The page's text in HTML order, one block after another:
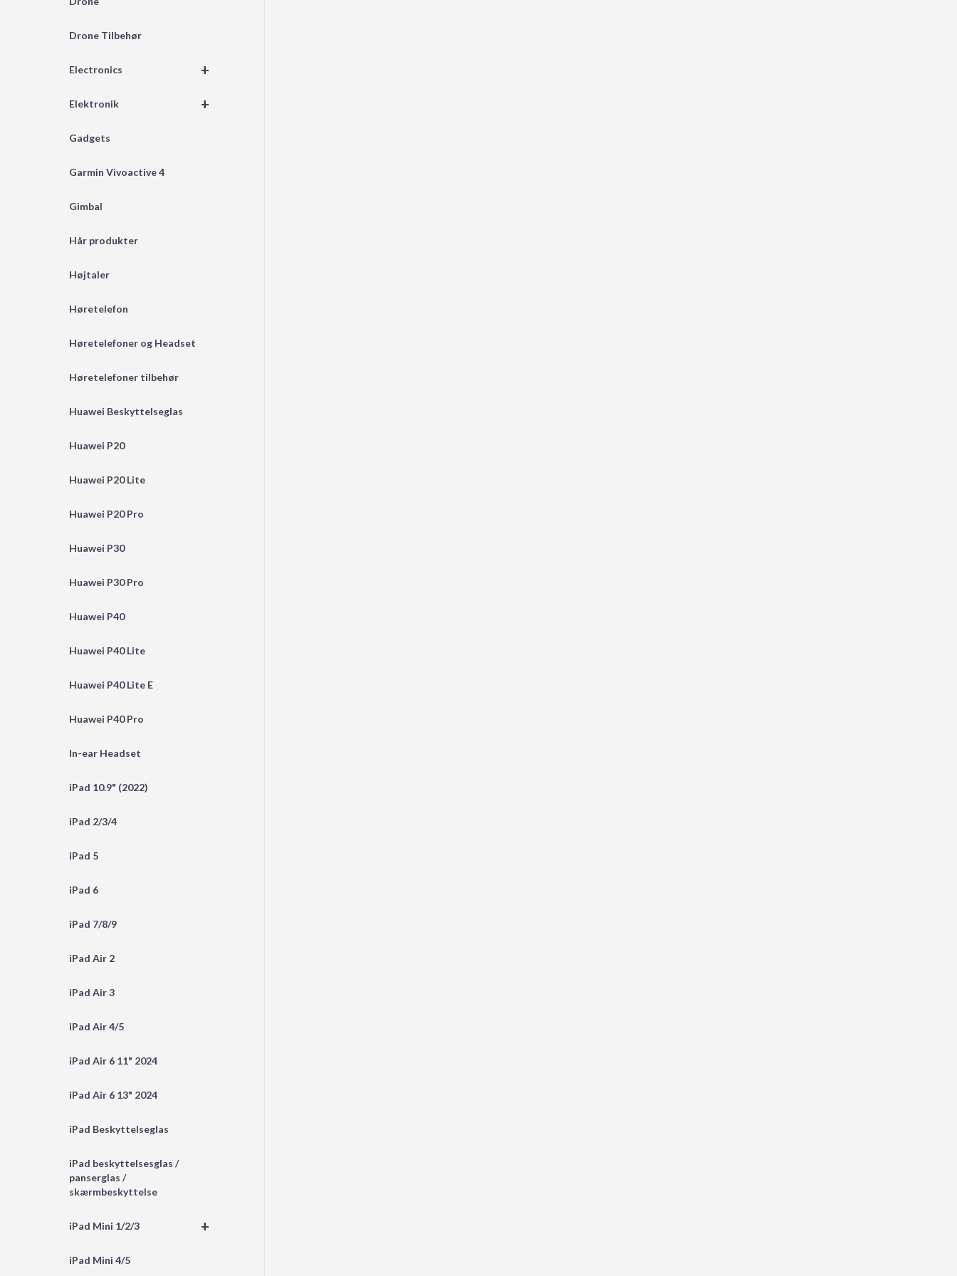
Drone Tilbehør
+
Electronics
+
Elektronik
Gadgets
Garmin Vivoactive 4
Gimbal
Hår produkter
Højtaler
Høretelefon
Høretelefoner og Headset
Høretelefoner tilbehør
Huawei Beskyttelseglas
Huawei P20
Huawei P20 Lite
Huawei P20 Pro
Huawei P30
Huawei P30 Pro
Huawei P40
Huawei P40 Lite
Huawei P40 Lite E
Huawei P40 Pro
In-ear Headset
iPad 10.9" (2022)
iPad 2/3/4
iPad 5
iPad 6
iPad 7/8/9
iPad Air 2
iPad Air 3
iPad Air 4/5
iPad Air 6 11" 2024
iPad Air 6 13" 2024
iPad Beskyttelseglas
iPad beskyttelsesglas /
panserglas /
skærmbeskyttelse
+
iPad Mini 1/2/3
iPad Mini 4/5